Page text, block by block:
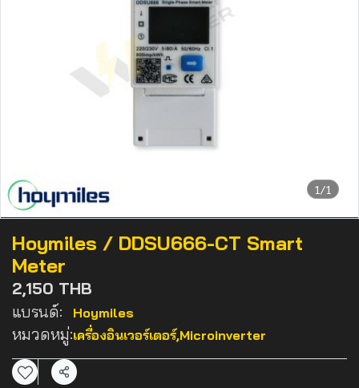
1/1
Hoymiles / DDSU666-CT Smart
Meter
2,150 THB
แบรนด์: Hoymiles
หมวดหมู่:เครื่องอินเวอร์เตอร์,Microinverter
แชร์